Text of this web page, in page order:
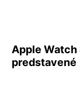
Apple
predstavené